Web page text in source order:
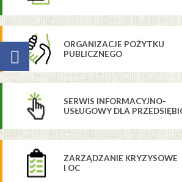
ORGANIZACJE POŻYTKU
PUBLICZNEGO
SERWIS INFORMACYJNO-
USŁUGOWY DLA
ZARZĄDZANIE KRYZYSOWE
I OC